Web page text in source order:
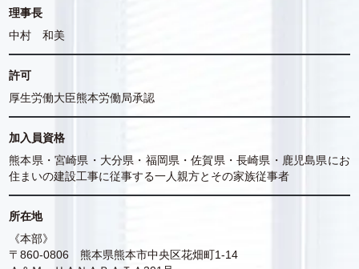
理事長
中村 和美
許可
厚生労働大臣熊本労働局承認
加入員資格
熊本県・宮崎県・大分県・福岡県・佐賀県・長崎県・鹿児島県にお
住まいの建設工事に従事する一人親方とその家族従事者
所在地
《本部》
〒860-0806 熊本県熊本市中央区花畑町1-14